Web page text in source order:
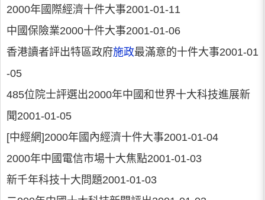
2000年國際經濟十件大事2001-01-11
中國保險業2000十件大事2001-01-06
香港讀者評出特區政府施政最滿意的十件大事2001-01
-05
485位院士評選出2000年中國和世界十大科技進展新
聞2001-01-05
[中經網]2000年國內經濟十件大事2001-01-04
2000年中國電信市場十大焦點2001-01-03
新千年科技十大問題2001-01-03